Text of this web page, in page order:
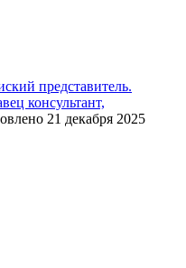
представитель.
консультант,
21 декабря 2025